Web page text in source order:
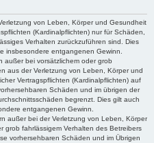
von Leben, Körper und Gesundheit
(Kardinalpflichten) nur für Schäden,
Verhalten zurückzuführen sind. Dies
insbesondere entgangenen Gewinn.
außer bei vorsätzlichem oder grob
aus der Verletzung von Leben, Körper und
Vertragspflichten (Kardinalpflichten) auf
Schäden und im übrigen der
begrenzt. Dies gilt auch
entgangenen Gewinn.
außer bei der Verletzung von Leben, Körper
grob fahrlässigem Verhalten des Betreibers
vorhersehbaren Schäden und im Übrigen